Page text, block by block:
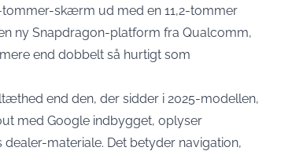
skærm ud med en 11,2-tommer
ny Snapdragon-platform fra Qualcomm,
end dobbelt så hurtigt som
end den, der sidder i 2025-modellen,
med Google indbygget, oplyser
dealer-materiale. Det betyder navigation,